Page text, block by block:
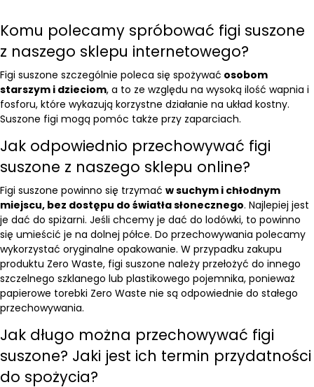
Komu polecamy spróbować figi suszone
z naszego sklepu internetowego?
Figi suszone szczególnie poleca się spożywać osobom
starszym i dzieciom, a to ze względu na wysoką ilość wapnia i
fosforu, które wykazują korzystne działanie na układ kostny.
Suszone figi mogą pomóc także przy zaparciach.
Jak odpowiednio przechowywać figi
suszone z naszego sklepu online?
Figi suszone powinno się trzymać w suchym i chłodnym
miejscu, bez dostępu do światła słonecznego. Najlepiej jest
je dać do spiżarni. Jeśli chcemy je dać do lodówki, to powinno
się umieścić je na dolnej półce. Do przechowywania polecamy
wykorzystać oryginalne opakowanie. W przypadku zakupu
produktu Zero Waste, figi suszone należy przełożyć do innego
szczelnego szklanego lub plastikowego pojemnika, ponieważ
papierowe torebki Zero Waste nie są odpowiednie do stałego
przechowywania.
Jak długo można przechowywać figi
suszone? Jaki jest ich termin przydatności
do spożycia?